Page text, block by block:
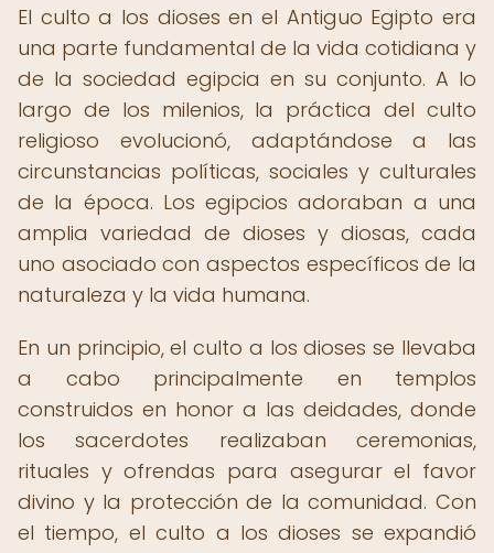
El culto a los dioses en el Antiguo Egipto era
una parte fundamental de la vida cotidiana y
de la sociedad egipcia en su conjunto. A lo
largo de los milenios, la práctica del culto
religioso evolucionó, adaptándose a las
circunstancias políticas, sociales y culturales
de la época. Los egipcios adoraban a una
amplia variedad de dioses y diosas, cada
uno asociado con aspectos específicos de la
naturaleza y la vida humana.
En un principio, el culto a los dioses se llevaba
a cabo principalmente en templos
construidos en honor a las deidades, donde
los sacerdotes realizaban ceremonias,
rituales y ofrendas para asegurar el favor
divino y la protección de la comunidad. Con
el tiempo, el culto a los dioses se expandió